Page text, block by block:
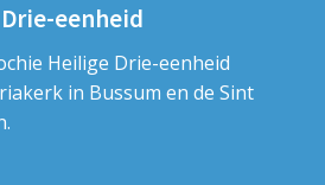
eenheid
Heilige Drie-eenheid
in Bussum en de Sint